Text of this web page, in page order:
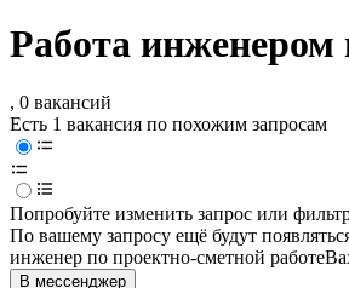
Работа инженером
, 0 вакансий
Есть 1 вакансия по похожим запросам
Попробуйте изменить запрос или
По вашему запросу ещё будут
инженер по проектно-сметной работе
В мессенджер